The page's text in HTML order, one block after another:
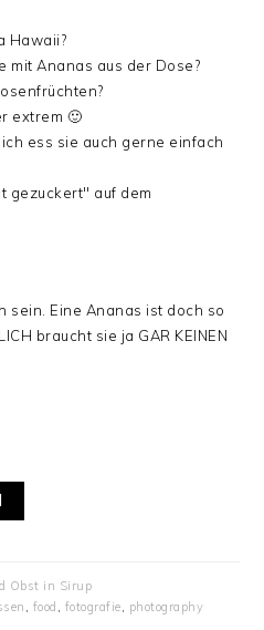
Hawaii?
mit Ananas aus der Dose?
extrem 🙂
ess sie auch gerne einfach
gezuckert" auf dem
sein. Eine Ananas ist doch so
braucht sie ja GAR KEINEN
Obst in Sirup
, food , fotografie, photography